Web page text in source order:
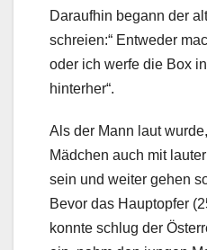
Daraufhin begann der
schreien:“ Entweder
oder ich werfe die Box
hinterher“.
Als der Mann laut
Mädchen auch mit
sein und weiter gehen
Bevor das Hauptopfer
konnte schlug der